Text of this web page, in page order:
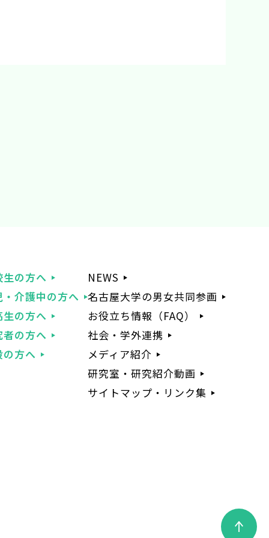
生の方へ
・介護中の方へ
生の方へ
者の方へ
の方へ
NEWS
名古屋大学の男女共同参画
お役立ち情報（FAQ）
社会・学外連携
メディア紹介
研究室・研究紹介動画
サイトマップ・リンク集